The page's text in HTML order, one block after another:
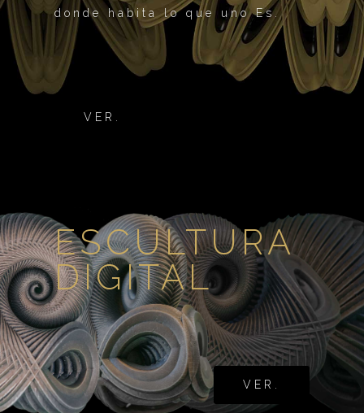
donde habita lo que uno Es.
VER.
ESCULTURA
DIGITAL
VER.